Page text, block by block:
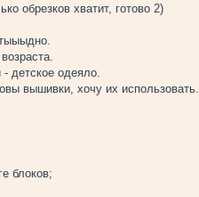
обрезков хватит, готово 2)
детское одеяло.
вышивки, хочу их использовать.
блоков;